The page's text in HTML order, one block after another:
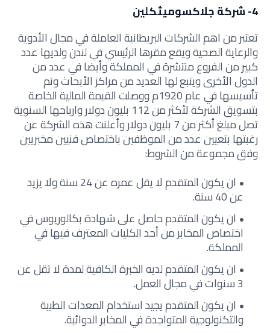
4- شركة جلاكسوميثكلين
تعتبر من اهم الشركات البريطانية العاملة في مجال الأدوية
والرعاية الصحية ويقع مقرها الرئيسي في لندن ولديها عدد
كبير من الفروع منتشرة في المملكة وأيضا في عدد من
الدول الأخرى ويتبع لها العديد من مراكز الأبحاث وتم
تأسيسها في عام 1920م ووصلت القيمة المالية الخاصة
بتسويق الشركة لأكثر من 112 بليون دولار وارباحها السنوية
تصل مبلغ أكثر من 7 بليون دولار وأعلنت هذه الشركة عن
رغبتها بتعيين عدد من الموظفين باختصاص فنيين مخبريين
وفق مجموعة من الشروط:
ان يكون المتقدم لا يقل عمره عن 24 سنة ولا يزيد
عن 40 سنة.
ان يكون المتقدم حاصل على شهادة بكالوريوس في
اختصاص المخابر من أحد الكليات المعترف فيها في
المملكة.
ان يكون المتقدم لديه الخبرة الكافية لمدة لا تقل عن
3 سنوات في مجال العمل.
ان يكون المتقدم يجيد استخدام المعدات الطبية
والتكنولوجية المتواجدة في المخابر الدوائية.